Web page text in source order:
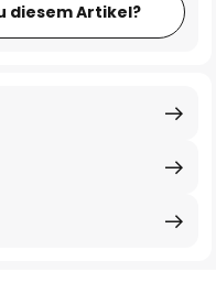
diesem Artikel?